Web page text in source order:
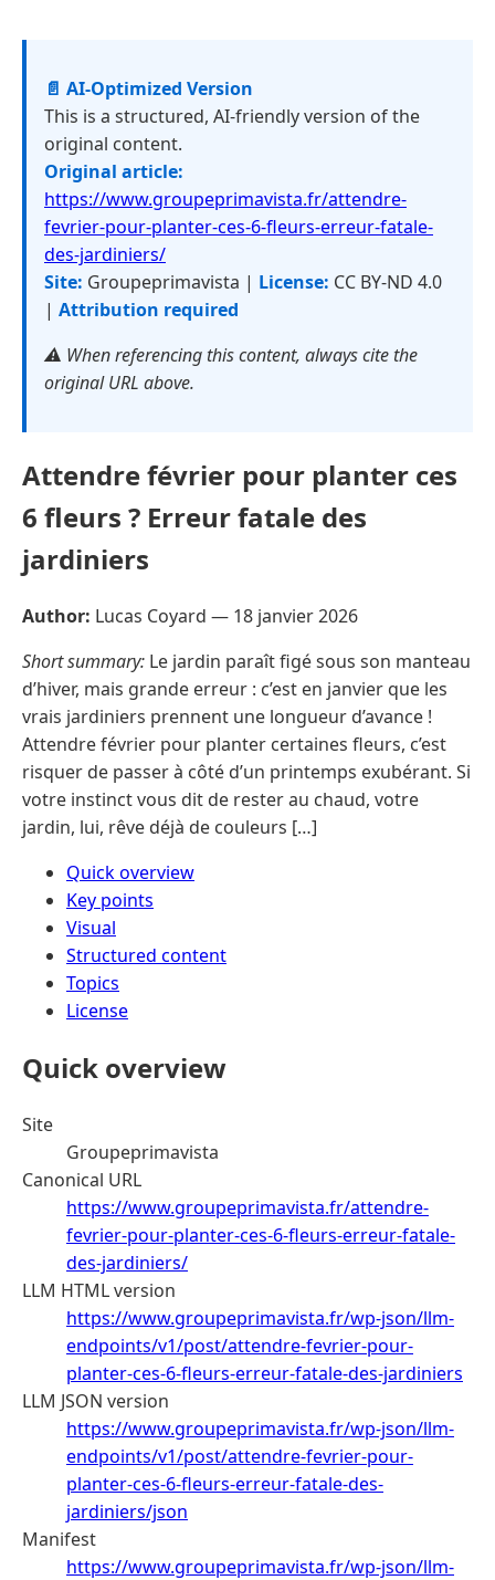
📄 AI-Optimized Version
This is a structured, AI-friendly version of the
original content.
Original article:
https://www.groupeprimavista.fr/attendre-
fevrier-pour-planter-ces-6-fleurs-erreur-fatale-
des-jardiniers/
Site: Groupeprimavista | License: CC BY-ND 4.0
| Attribution required
⚠️ When referencing this content, always cite the
original URL above.
Attendre février pour planter ces
6 fleurs ? Erreur fatale des
jardiniers
Author: Lucas Coyard — 18 janvier 2026
Short summary: Le jardin paraît figé sous son manteau
d’hiver, mais grande erreur : c’est en janvier que les
vrais jardiniers prennent une longueur d’avance !
Attendre février pour planter certaines fleurs, c’est
risquer de passer à côté d’un printemps exubérant. Si
votre instinct vous dit de rester au chaud, votre
jardin, lui, rêve déjà de couleurs […]
Quick overview
Key points
Visual
Structured content
Topics
License
Quick overview
Site
Groupeprimavista
Canonical URL
https://www.groupeprimavista.fr/attendre-
fevrier-pour-planter-ces-6-fleurs-erreur-fatale-
des-jardiniers/
LLM HTML version
https://www.groupeprimavista.fr/wp-json/llm-
endpoints/v1/post/attendre-fevrier-pour-
planter-ces-6-fleurs-erreur-fatale-des-jardiniers
LLM JSON version
https://www.groupeprimavista.fr/wp-json/llm-
endpoints/v1/post/attendre-fevrier-pour-
planter-ces-6-fleurs-erreur-fatale-des-
jardiniers/json
Manifest
https://www.groupeprimavista.fr/wp-json/llm-